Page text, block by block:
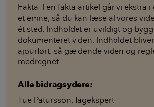
Fakta: I en fakta-artikel går vi ekstra
et emne, så du kan læse al vores
ét sted. Indholdet er uvildigt og
dokumenteret viden. Indholdet
ajourført, så gældende viden og
medregnet.
Alle bidragsydere:
Tue Patursson, fagekspert